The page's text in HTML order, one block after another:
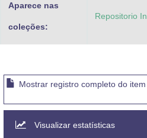
Aparece nas
coleções:
Repositorio
Mostrar registro completo do item
Visualizar estatísticas